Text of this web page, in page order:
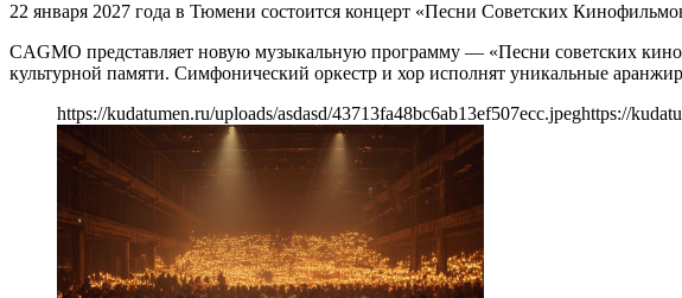
22 января 2027 года в Тюмени состоится концерт «Песни Советских
CAGMO представляет новую музыкальную программу — «Песни советских
культурной памяти. Симфонический оркестр и хор исполнят уникальные
https://kudatumen.ru/uploads/asdasd/43713fa48bc6ab13ef507ecc.jpeghttps://